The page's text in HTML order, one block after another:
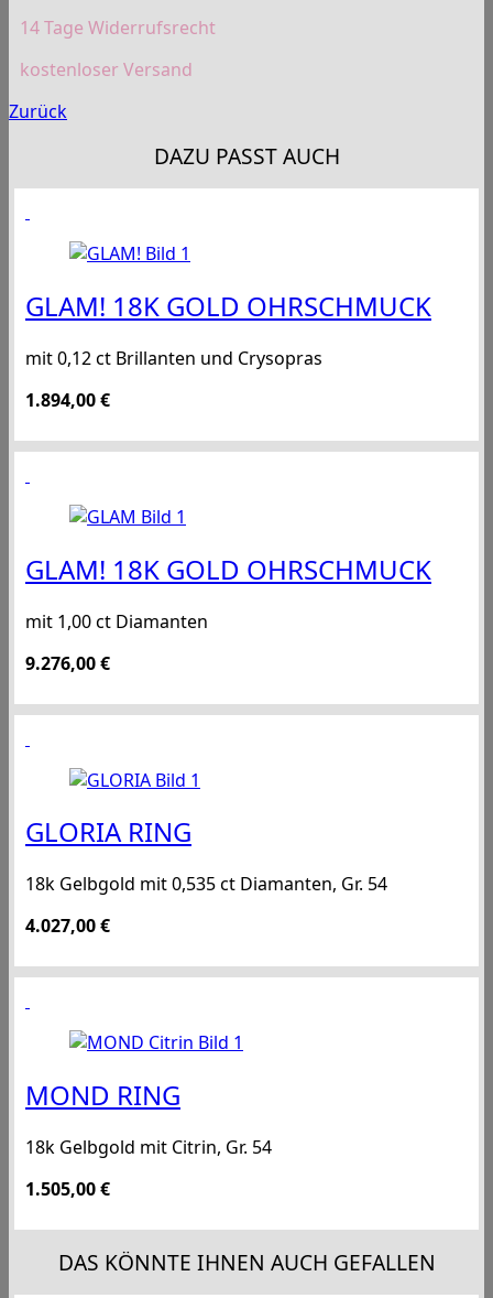
14 Tage Widerrufsrecht
kostenloser Versand
Zurück
DAZU PASST AUCH
GLAM! 18K GOLD OHRSCHMUCK
mit 0,12 ct Brillanten und Crysopras
1.894,00€
GLAM! 18K GOLD OHRSCHMUCK
mit 1,00 ct Diamanten
9.276,00€
GLORIA RING
18k Gelbgold mit 0,535 ct Diamanten, Gr. 54
4.027,00€
MOND RING
18k Gelbgold mit Citrin, Gr. 54
1.505,00€
DAS KÖNNTE IHNEN AUCH GEFALLEN